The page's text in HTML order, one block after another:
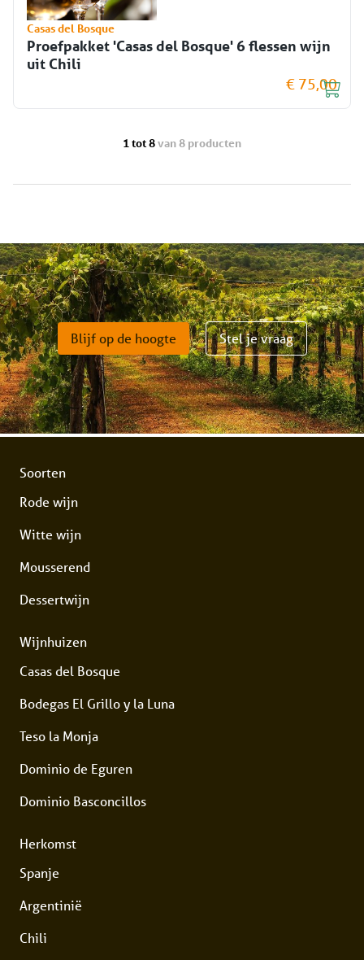
Casas del Bosque
Proefpakket 'Casas del Bosque' 6 flessen wijn
uit Chili
€ 75,00
1 tot 8van 8 producten
Blijf op de hoogte Stel je vraag
Soorten
Rode wijn
Witte wijn
Mousserend
Dessertwijn
Wijnhuizen
Casas del Bosque
Bodegas El Grillo y la Luna
Teso la Monja
Dominio de Eguren
Dominio Basconcillos
Herkomst
Spanje
Argentinië
Chili